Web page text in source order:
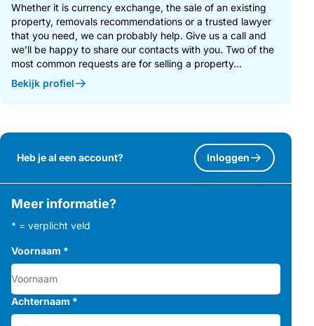
Whether it is currency exchange, the sale of an existing
property, removals recommendations or a trusted lawyer
that you need, we can probably help. Give us a call and
we’ll be happy to share our contacts with you. Two of the
most common requests are for selling a property...
Bekijk profiel
Heb je al een account? Inloggen
Meer informatie?
* = verplicht veld
Voornaam *
Achternaam *